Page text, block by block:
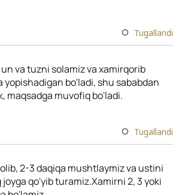
Tugallandi
va tuzni solamiz va xamirqorib
yopishadigan bo'ladi, shu sababdan
maqsadga muvofiq bo'ladi.
Tugallandi
2-3 daqiqa mushtlaymiz va ustini
qo'yib turamiz.Xamirni 2, 3 yoki